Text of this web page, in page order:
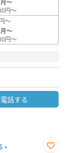
円～
～
～
円～
電話する